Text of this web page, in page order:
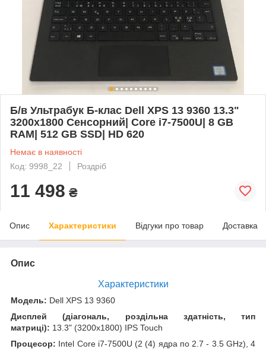
Б/в Ультрабук Б-клас Dell XPS 13 9360 13.3"
3200x1800 Сенсорний| Core i7-7500U| 8 GB
RAM| 512 GB SSD| HD 620
Немає в наявності
Код: 9998_22
Роздріб
11 498 ₴
Опис Характеристики Відгуки про товар Доставка
Опис
Характеристики
Модель: Dell XPS 13 9360
Дисплей (діагональ, роздільна здатність, тип
матриці): 13.3" (3200x1800) IPS Touch
Процесор: Intel Core i7-7500U (2 (4) ядра по 2.7 - 3.5 GHz), 4